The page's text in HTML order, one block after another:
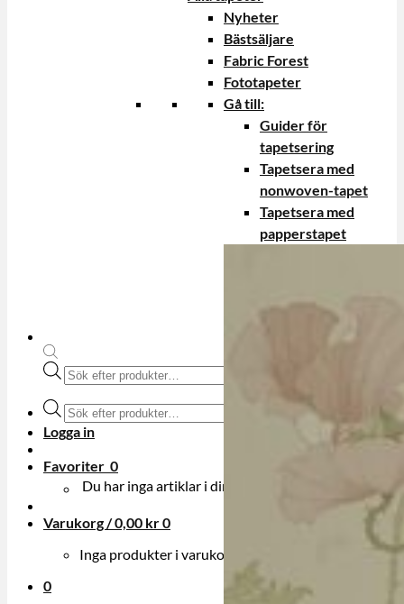
Produktsökning
Produktsökning
Logga in
Favoriter 0
Du har inga artiklar i din onskelista.
Varukorg /0,00 kr0
Inga produkter i varukorgen.
0
Nyheter
Bästsäljare
Fabric Forest
Fototapeter
Gå till:
Guider för
tapetsering
Tapetsera med
nonwoven-tapet
Tapetsera med
papperstapet